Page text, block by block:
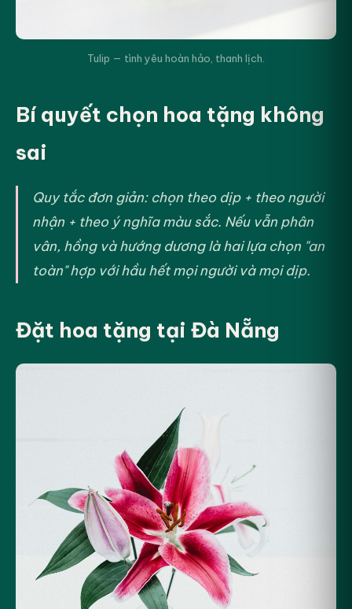
Tulip — tình yêu hoàn hảo, thanh lịch.
Bí quyết chọn hoa tặng không
sai
Quy tắc đơn giản: chọn theo dịp + theo người
nhận + theo ý nghĩa màu sắc. Nếu vẫn phân
vân, hồng và hướng dương là hai lựa chọn "an
toàn" hợp với hầu hết mọi người và mọi dịp.
Đặt hoa tặng tại Đà Nẵng